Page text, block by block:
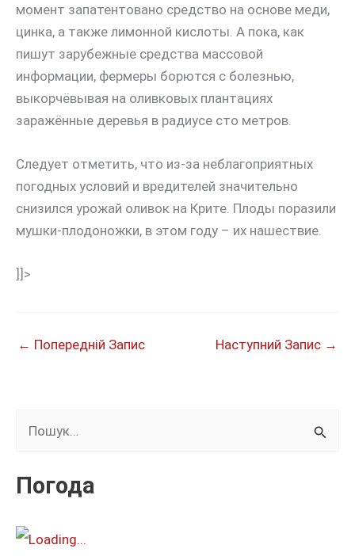
момент запатентовано средство на основе меди,
цинка, а также лимонной кислоты. А пока, как
пишут зарубежные средства массовой
информации, фермеры борются с болезнью,
выкорчёвывая на оливковых плантациях
заражённые деревья в радиусе сто метров.
Следует отметить, что из-за неблагоприятных
погодных условий и вредителей значительно
снизился урожай оливок на Крите. Плоды поразили
мушки-плодоножки, в этом году – их нашествие.
]]>
← Попередній Запис Наступний Запис →
к
т
Погода